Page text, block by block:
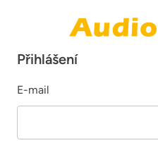
Přihlášení
E-mail